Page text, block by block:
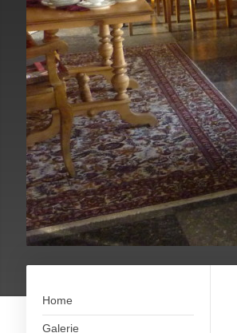
Home
Galerie